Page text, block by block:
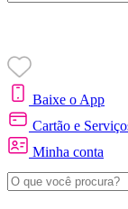
Baixe o App
Cartão e
Minha conta